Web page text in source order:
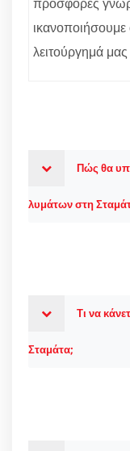
ικανοποιήσουμε
λειτούργημά
Πώς θα
λυμάτων στη
Τι να
Σταμάτα;